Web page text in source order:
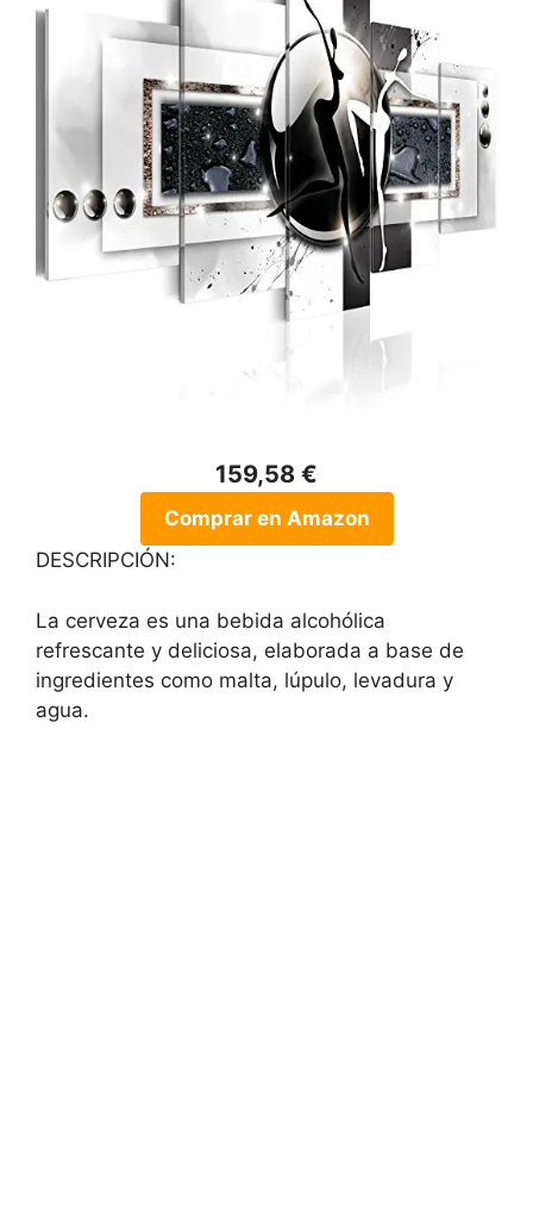
159,58 €
Comprar en Amazon
DESCRIPCIÓN:
La cerveza es una bebida alcohólica
refrescante y deliciosa, elaborada a base de
ingredientes como malta, lúpulo, levadura y
agua.